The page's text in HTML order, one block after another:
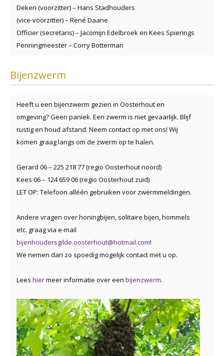
Deken (voorzitter) – Hans Stadhouders
(vice-voorzitter) – René Daane
Officier (secretaris) – Jacomijn Edelbroek en Kees Spierings
Penningmeester – Corry Botterman
Bijenzwerm
Heeft u een bijenzwerm gezien in Oosterhout en
omgeving? Geen paniek. Een zwerm is niet gevaarlijk. Blijf
rustig en houd afstand. Neem contact op met ons! Wij
komen graag langs om de zwerm op te halen.
Gerard 06 – 225 218 77 (regio Oosterhout noord)
Kees 06 – 124 659 06 (regio Oosterhout zuid)
LET OP: Telefoon alléén gebruiken voor zwermmeldingen.
Andere vragen over honingbijen, solitaire bijen, hommels
etc. graag via e-mail
bijenhoudersgilde.oosterhout@hotmail.com!
We nemen dan zo spoedig mogelijk contact met u op.
Lees hiermeer informatie over een bijenzwerm.